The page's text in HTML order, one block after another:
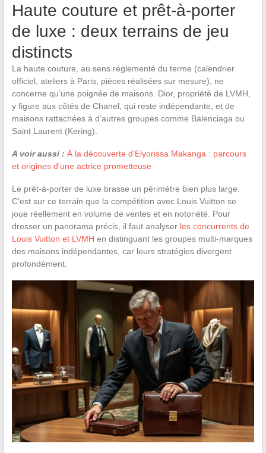
Haute couture et prêt-à-porter
de luxe : deux terrains de jeu
distincts
La haute couture, au sens réglementé du terme (calendrier
officiel, ateliers à Paris, pièces réalisées sur mesure), ne
concerne qu’une poignée de maisons. Dior, propriété de LVMH,
y figure aux côtés de Chanel, qui reste indépendante, et de
maisons rattachées à d’autres groupes comme Balenciaga ou
Saint Laurent (Kering).
A voir aussi : À la découverte d'Elyorissa Makanga : parcours
et origines d'une actrice prometteuse
Le prêt-à-porter de luxe brasse un périmètre bien plus large.
C’est sur ce terrain que la compétition avec Louis Vuitton se
joue réellement en volume de ventes et en notoriété. Pour
dresser un panorama précis, il faut analyser les concurrents de
Louis Vuitton et LVMH en distinguant les groupes multi-marques
des maisons indépendantes, car leurs stratégies divergent
profondément.